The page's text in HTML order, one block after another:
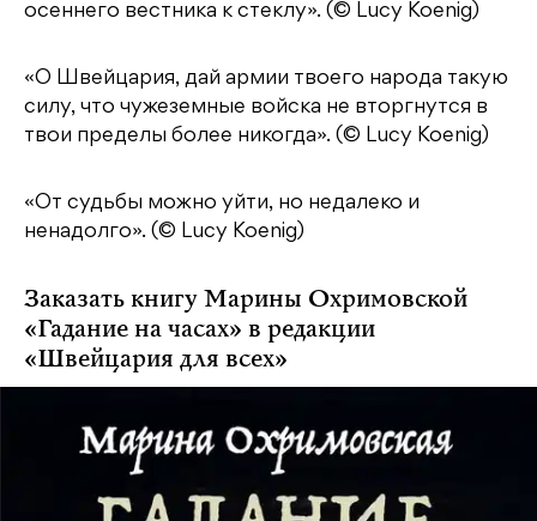
осеннего вестника к стеклу». (© Lucy Koenig)
«O Швейцария, дай армии твоего народа такую
силу, что чужеземные войска не вторгнутся в
твои пределы более никогда». (© Lucy Koenig)
«От судьбы можно уйти, но недалеко и
ненадолго». (© Lucy Koenig)
Заказать книгу Марины Охримовской
«Гадание на часах» в редакции
«Швейцария для всех»